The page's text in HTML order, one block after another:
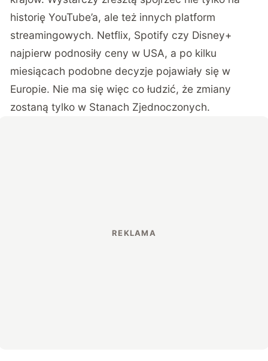
historię YouTube’a, ale też innych platform
streamingowych. Netflix, Spotify czy Disney+
najpierw podnosiły ceny w USA, a po kilku
miesiącach podobne decyzje pojawiały się w
Europie. Nie ma się więc co łudzić, że zmiany
zostaną tylko w Stanach Zjednoczonych.